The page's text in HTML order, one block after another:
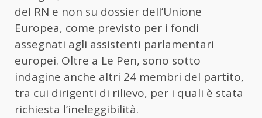
del RN e non su dossier dell’Unione
Europea, come previsto per i fondi
assegnati agli assistenti parlamentari
europei. Oltre a Le Pen, sono sotto
indagine anche altri 24 membri del partito,
tra cui dirigenti di rilievo, per i quali è stata
richiesta l’ineleggibilità.